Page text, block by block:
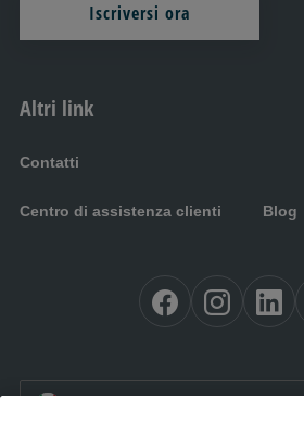
Altri link
Contatti
Centro di assistenza clienti Blog
Iscriversi ora